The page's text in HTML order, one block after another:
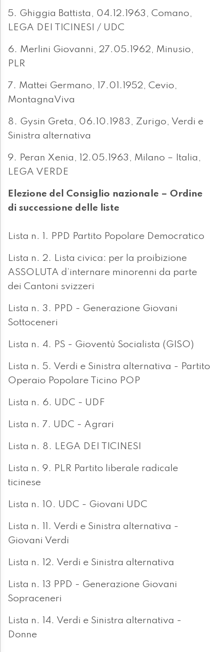
5. Ghiggia Battista, 04.12.1963, Comano,
LEGA DEI TICINESI / UDC
6. Merlini Giovanni, 27.05.1962, Minusio,
PLR
7. Mattei Germano, 17.01.1952, Cevio,
MontagnaViva
8. Gysin Greta, 06.10.1983, Zurigo, Verdi e
Sinistra alternativa
9. Peran Xenia, 12.05.1963, Milano – Italia,
LEGA VERDE
Elezione del Consiglio nazionale – Ordine
di successione delle liste
Lista n. 1. PPD Partito Popolare Democratico
Lista n. 2. Lista civica: per la proibizione
ASSOLUTA d’internare minorenni da parte
dei Cantoni svizzeri
Lista n. 3. PPD - Generazione Giovani
Sottoceneri
Lista n. 4. PS - Gioventù Socialista (GISO)
Lista n. 5. Verdi e Sinistra alternativa - Partito
Operaio Popolare Ticino POP
Lista n. 6. UDC - UDF
Lista n. 7. UDC - Agrari
Lista n. 8. LEGA DEI TICINESI
Lista n. 9. PLR Partito liberale radicale
ticinese
Lista n. 10. UDC - Giovani UDC
Lista n. 11. Verdi e Sinistra alternativa -
Giovani Verdi
Lista n. 12. Verdi e Sinistra alternativa
Lista n. 13 PPD - Generazione Giovani
Sopraceneri
Lista n. 14. Verdi e Sinistra alternativa -
Donne